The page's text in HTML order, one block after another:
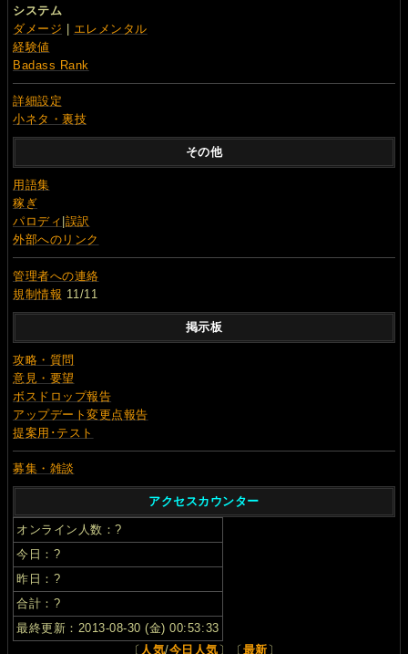
システム
ダメージ
エレメンタル
経験値
Badass Rank
詳細設定
小ネタ・裏技
その他
用語集
稼ぎ
パロディ 誤訳
外部へのリンク
管理者への連絡
規制情報 11/11
掲示板
攻略・質問
意見・要望
ボスドロップ報告
アップデート変更点報告
提案用･テスト
募集・雑談
アクセスカウンター
オンライン人数：?
今日： ?
昨日： ?
合計： ?
最終更新：2013-08-30 (金) 00:53:33
〔 人気/今日人気 〕〔 最新 〕